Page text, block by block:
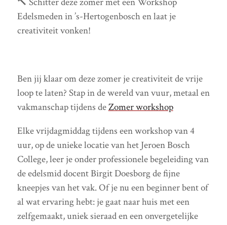
Edelsmeden in ’s-Hertogenbosch en laat je
creativiteit vonken!
Ben jij klaar om deze zomer je creativiteit de vrije
loop te laten? Stap in de wereld van vuur, metaal en
vakmanschap tijdens deZomer workshop
Elke vrijdagmiddag tijdens een workshop van 4
uur, op de unieke locatie van het Jeroen Bosch
College, leer je onder professionele begeleiding van
de edelsmid docent Birgit Doesborg de fijne
kneepjes van het vak. Of je nu een beginner bent of
al wat ervaring hebt: je gaat naar huis met een
zelfgemaakt, uniek sieraad en een onvergetelijke